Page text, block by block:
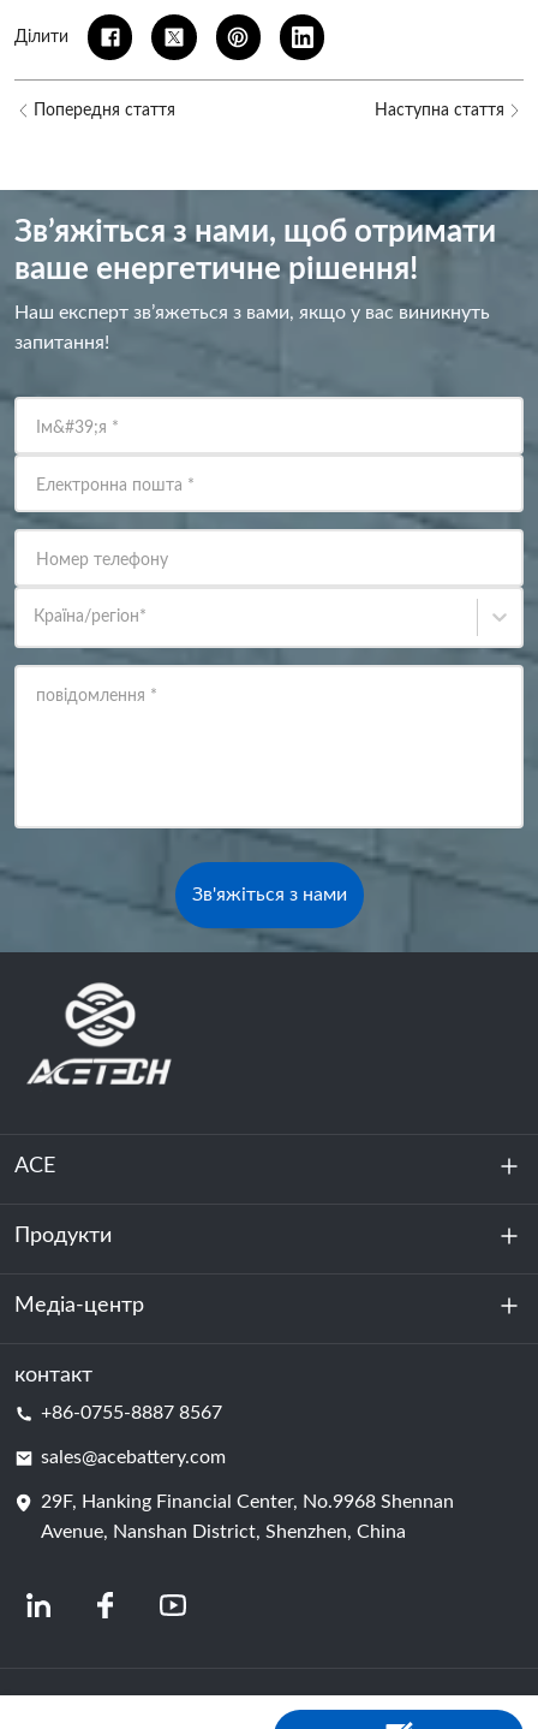
Ділити
Попередня стаття Наступна стаття
Зв’яжіться з нами, щоб отримати
ваше енергетичне рішення!
Наш експерт зв’яжеться з вами, якщо у вас виникнуть
запитання!
Ім&#39;я *
Електронна пошта *
Номер телефону
Країна/регіон*
повідомлення *
Зв'яжіться з нами
ACE
Про нас
Стійкість
Продукти
Зберігання енергії
Центр обробки даних та серверна кімната
Елемент батареї
Медіа-центр
Новини
контакт
+86-0755-8887 8567
sales@acebattery.com
29F, Hanking Financial Center, No.9968 Shennan
Avenue, Nanshan District, Shenzhen, China
© 2024 Китайські виробники літій-іонних акумуляторів | Завод і компанія з